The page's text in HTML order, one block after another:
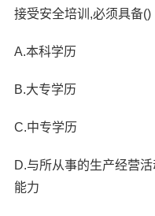
接受安全培训,必须具备()
A.本科学历
B.大专学历
C.中专学历
D.与所从事的生产经营
能力